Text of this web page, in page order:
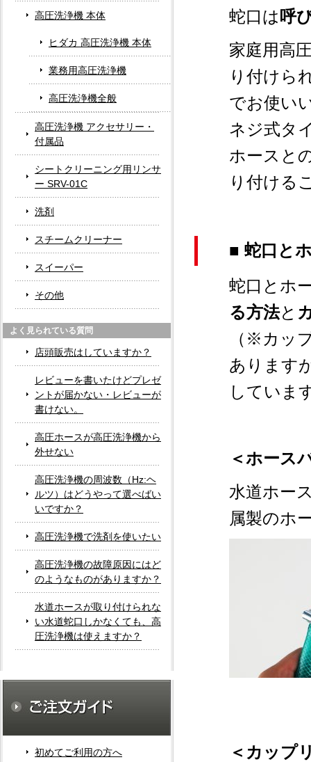
蛇口は 呼
家庭用高
り付けら
でお使い
ネジ式タ
ホースと
り付ける
■ 蛇口と
蛇口とホ
る方法と
（※カッ
あります
していま
＜ホース
水道ホー
属製のホ
＜カップ
高圧洗浄機 本体
ヒダカ 高圧洗浄機 本体
業務用高圧洗浄機
高圧洗浄機全般
高圧洗浄機 アクセサリー・
付属品
シートクリーニング用リンサ
ー SRV-01C
洗剤
スチームクリーナー
スイーパー
その他
よく見られている質問
店頭販売はしていますか？
レビューを書いたけどプレゼ
ントが届かない・レビューが
書けない。
高圧ホースが高圧洗浄機から
外せない
高圧洗浄機の周波数（Hz:ヘ
ルツ）はどうやって選べばい
いですか？
高圧洗浄機で洗剤を使いたい
高圧洗浄機の故障原因にはど
のようなものがありますか？
水道ホースが取り付けられな
い水道蛇口しかなくても、高
圧洗浄機は使えますか？
初めてご利用の方へ